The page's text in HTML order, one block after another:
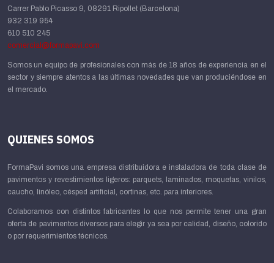
Carrer Pablo Picasso 9, 08291 Ripollet (Barcelona)
932 319 954
610 510 245
comercial@formapavi.com
Somos un equipo de profesionales con más de 18 años de experiencia en el
sector y siempre atentos a las últimas novedades que van produciéndose en
el mercado.
QUIENES SOMOS
FormaPavi somos una empresa distribuidora e instaladora de toda clase de
pavimentos y revestimientos ligeros: parquets, laminados, moquetas, vinilos,
caucho, linóleo, césped artificial, cortinas, etc. para interiores.
Colaboramos con distintos fabricantes lo que nos permite tener una gran
oferta de pavimentos diversos para elegir ya sea por calidad, diseño, colorido
o por requerimientos técnicos.